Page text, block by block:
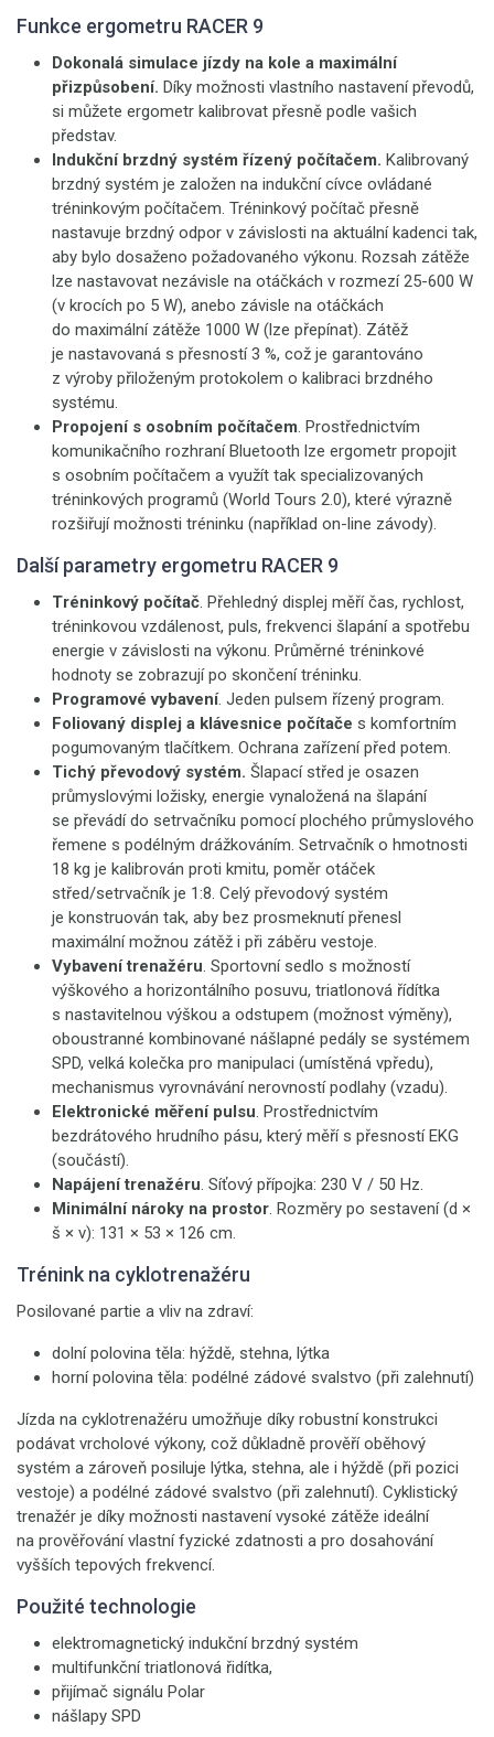
Funkce ergometru RACER 9
Dokonalá simulace jízdy na kole a maximální
přizpůsobení. Díky možnosti vlastního nastavení převodů,
si můžete ergometr kalibrovat přesně podle vašich
představ.
Indukční brzdný systém řízený počítačem. Kalibrovaný
brzdný systém je založen na indukční cívce ovládané
tréninkovým počítačem. Tréninkový počítač přesně
nastavuje brzdný odpor v závislosti na aktuální kadenci tak,
aby bylo dosaženo požadovaného výkonu. Rozsah zátěže
lze nastavovat nezávisle na otáčkách v rozmezí 25-600 W
(v krocích po 5 W), anebo závisle na otáčkách
do maximální zátěže 1000 W (lze přepínat). Zátěž
je nastavovaná s přesností 3 %, což je garantováno
z výroby přiloženým protokolem o kalibraci brzdného
systému.
Propojení s osobním počítačem. Prostřednictvím
komunikačního rozhraní Bluetooth lze ergometr propojit
s osobním počítačem a využít tak specializovaných
tréninkových programů (World Tours 2.0), které výrazně
rozšiřují možnosti tréninku (například on-line závody).
Další parametry ergometru RACER 9
Tréninkový počítač. Přehledný displej měří čas, rychlost,
tréninkovou vzdálenost, puls, frekvenci šlapání a spotřebu
energie v závislosti na výkonu. Průměrné tréninkové
hodnoty se zobrazují po skončení tréninku.
Programové vybavení. Jeden pulsem řízený program.
Foliovaný displej a klávesnice počítače s komfortním
pogumovaným tlačítkem. Ochrana zařízení před potem.
Tichý převodový systém. Šlapací střed je osazen
průmyslovými ložisky, energie vynaložená na šlapání
se převádí do setrvačníku pomocí plochého průmyslového
řemene s podélným drážkováním. Setrvačník o hmotnosti
18 kg je kalibrován proti kmitu, poměr otáček
střed/setrvačník je 1:8. Celý převodový systém
je konstruován tak, aby bez prosmeknutí přenesl
maximální možnou zátěž i při záběru vestoje.
Vybavení trenažéru. Sportovní sedlo s možností
výškového a horizontálního posuvu, triatlonová řídítka
s nastavitelnou výškou a odstupem (možnost výměny),
oboustranné kombinované nášlapné pedály se systémem
SPD, velká kolečka pro manipulaci (umístěná vpředu),
mechanismus vyrovnávání nerovností podlahy (vzadu).
Elektronické měření pulsu. Prostřednictvím
bezdrátového hrudního pásu, který měří s přesností EKG
(součástí).
Napájení trenažéru. Síťový přípojka: 230 V / 50 Hz.
Minimální nároky na prostor. Rozměry po sestavení (d ×
š × v): 131 × 53 × 126 cm.
Trénink na cyklotrenažéru
Posilované partie a vliv na zdraví:
dolní polovina těla: hýždě, stehna, lýtka
horní polovina těla: podélné zádové svalstvo (při zalehnutí)
Jízda na cyklotrenažéru umožňuje díky robustní konstrukci
podávat vrcholové výkony, což důkladně prověří oběhový
systém a zároveň posiluje lýtka, stehna, ale i hýždě (při pozici
vestoje) a podélné zádové svalstvo (při zalehnutí). Cyklistický
trenažér je díky možnosti nastavení vysoké zátěže ideální
na prověřování vlastní fyzické zdatnosti a pro dosahování
vyšších tepových frekvencí.
Použité technologie
elektromagnetický indukční brzdný systém
multifunkční triatlonová řidítka,
přijímač signálu Polar
nášlapy SPD